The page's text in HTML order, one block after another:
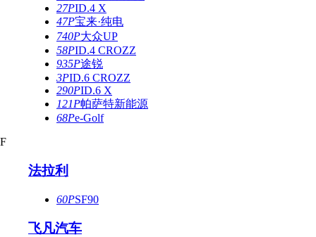
27PID.4 X
47P宝来·纯电
740P大众UP
58PID.4 CROZZ
935P途锐
3PID.6 CROZZ
290PID.6 X
121P帕萨特新能源
68Pe-Golf
F
法拉利
60PSF90
飞凡汽车